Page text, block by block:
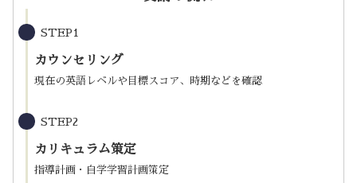
STEP1
カウンセリング
現在の英語レベルや目標スコア、時期などを確認
STEP2
カリキュラム策定
指導計画・自学学習計画策定